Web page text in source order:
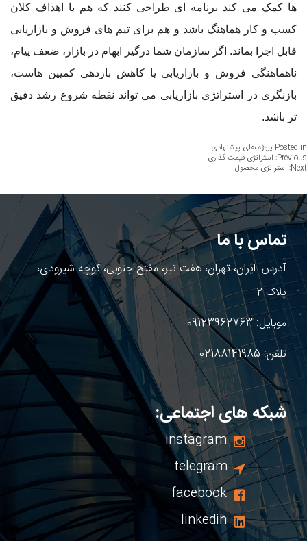
ها کمک می کند برنامه ای طراحی کنند که هم با اهداف کلان
کسب و کار هماهنگ باشد و هم برای تیم های فروش و بازاریابی
قابل اجرا بماند. اگر سازمان شما درگیر ابهام در بازار، ضعف پیام،
ناهماهنگی فروش و بازاریابی یا کاهش بازدهی کمپین هاست،
بازنگری در استراتژی بازاریابی می تواند نقطه شروع رشد دقیق
تر باشد.
Posted in پروژه های پیشنهادیراهبری
نوشته
Previous: استراتژی قیمت گذاری
Next: استراتژی محصول
تماس با ما
آدرس: ایران، تهران، هفت تیر، مفتح جنوبی، کوچه شیرودی،
پلاک 2
موبایل:09123962763
تلفن:02188141985
شبکه های اجتماعی:
instagram
telegram
facebook
linkedin